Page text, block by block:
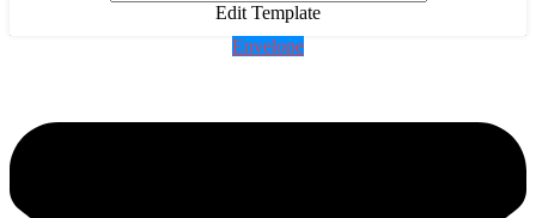
Edit Template
Envelope